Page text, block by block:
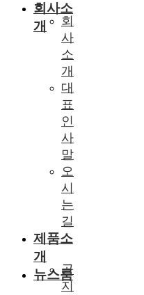
회사소
개
회
사
소
개
대
표
인
사
말
오
시
는
길
제품소
개
뉴스룸
공
지